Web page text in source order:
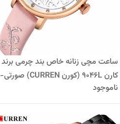
ساعت مچی زنانه خاص بند چرمی برند
کارن 9046L (کورن CURREN) صورتی-
سفید
ناموجود